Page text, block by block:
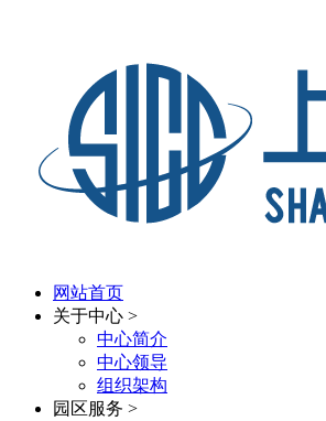
网站首页
关于中心 >
中心简介
中心领导
组织架构
园区服务 >